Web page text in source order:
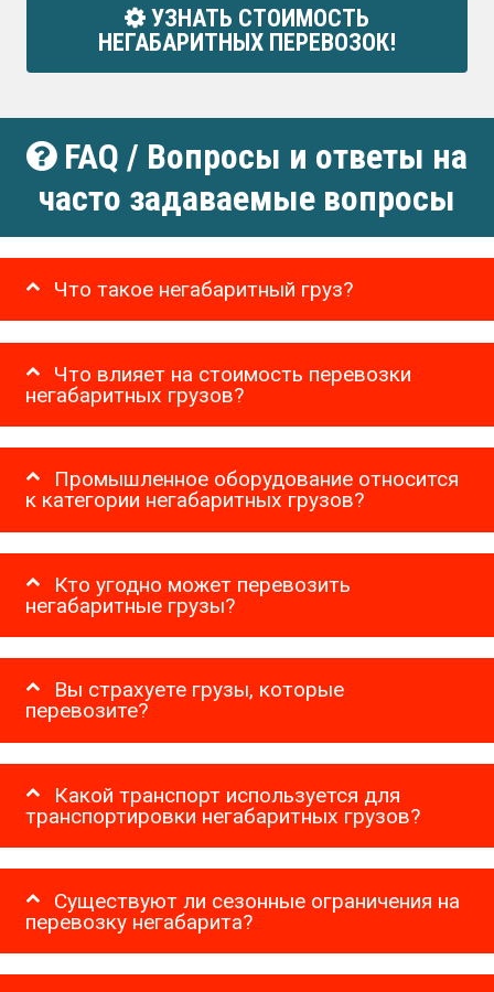
УЗНАТЬ СТОИМОСТЬ
НЕГАБАРИТНЫХ ПЕРЕВОЗОК!
FAQ / Вопросы и ответы на
часто задаваемые вопросы
Что такое негабаритный груз?
Что влияет на стоимость перевозки
негабаритных грузов?
Промышленное оборудование относится
к категории негабаритных грузов?
Кто угодно может перевозить
негабаритные грузы?
Вы страхуете грузы, которые
перевозите?
Какой транспорт используется для
транспортировки негабаритных грузов?
Существуют ли сезонные ограничения на
перевозку негабарита?